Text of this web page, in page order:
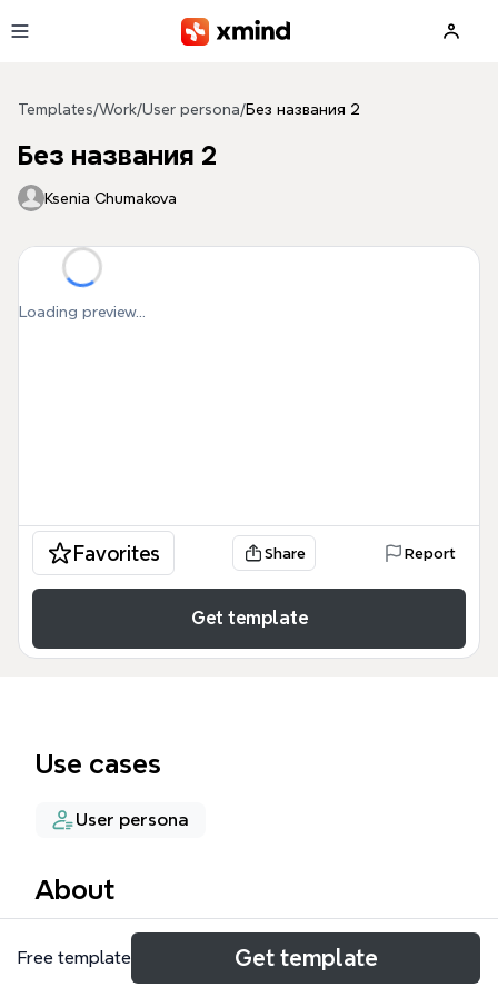
Templates/Work/User persona/Без названия 2
Без названия 2
Ksenia Chumakova
Loading preview...
Favorites Share Report
Get template
Use cases
User persona
About
Этот шаблон Распаковка личности представляет
собой масштабную карту из 711 узлов,
Free template Get template